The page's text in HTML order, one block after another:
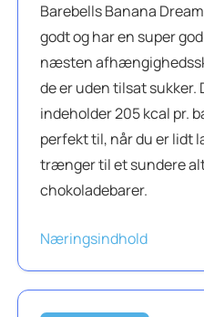
Barebells Banana
godt og har en super
næsten
de er uden tilsat sukker.
indeholder 205 kcal pr.
perfekt til, når du er lidt
trænger til et sundere
chokoladebarer.
Næringsindhold